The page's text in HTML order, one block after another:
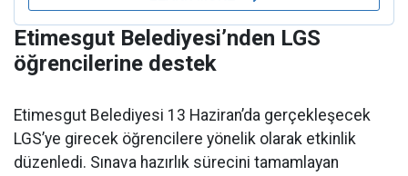
Etimesgut Belediyesi’nden LGS
öğrencilerine destek
Etimesgut Belediyesi 13 Haziran’da gerçekleşecek
LGS’ye girecek öğrencilere yönelik olarak etkinlik
düzenledi. Sınava hazırlık sürecini tamamlayan